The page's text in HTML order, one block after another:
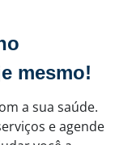
mesmo!
a sua saúde.
e agende